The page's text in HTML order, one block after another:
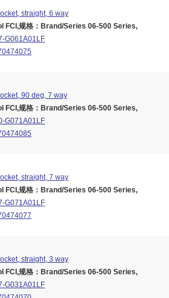
straight, 6 way
FCI,规格：Brand/Series 06-500 Series,
G061A01LF
90 deg, 7 way
FCI,规格：Brand/Series 06-500 Series,
G071A01LF
straight, 7 way
FCI,规格：Brand/Series 06-500 Series,
G071A01LF
straight, 3 way
FCI,规格：Brand/Series 06-500 Series,
G031A01LF